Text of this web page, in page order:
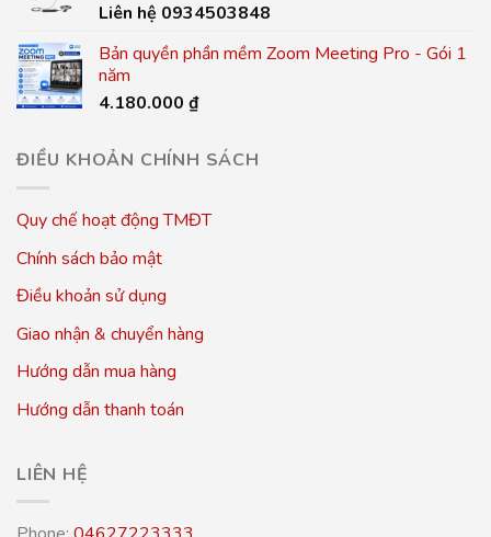
Liên hệ 0934503848
Bản quyền phần mềm Zoom Meeting Pro - Gói 1
năm
4.180.000 ₫
ĐIỀU KHOẢN CHÍNH SÁCH
Quy chế hoạt động TMĐT
Chính sách bảo mật
Điều khoản sử dụng
Giao nhận & chuyển hàng
Hướng dẫn mua hàng
Hướng dẫn thanh toán
LIÊN HỆ